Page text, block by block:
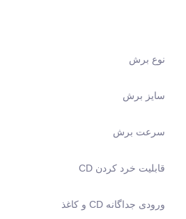
نوع برش
سایز برش
سرعت برش
قابلیت خرد کردن CD
ورودی جداگانه CD و کاغذ